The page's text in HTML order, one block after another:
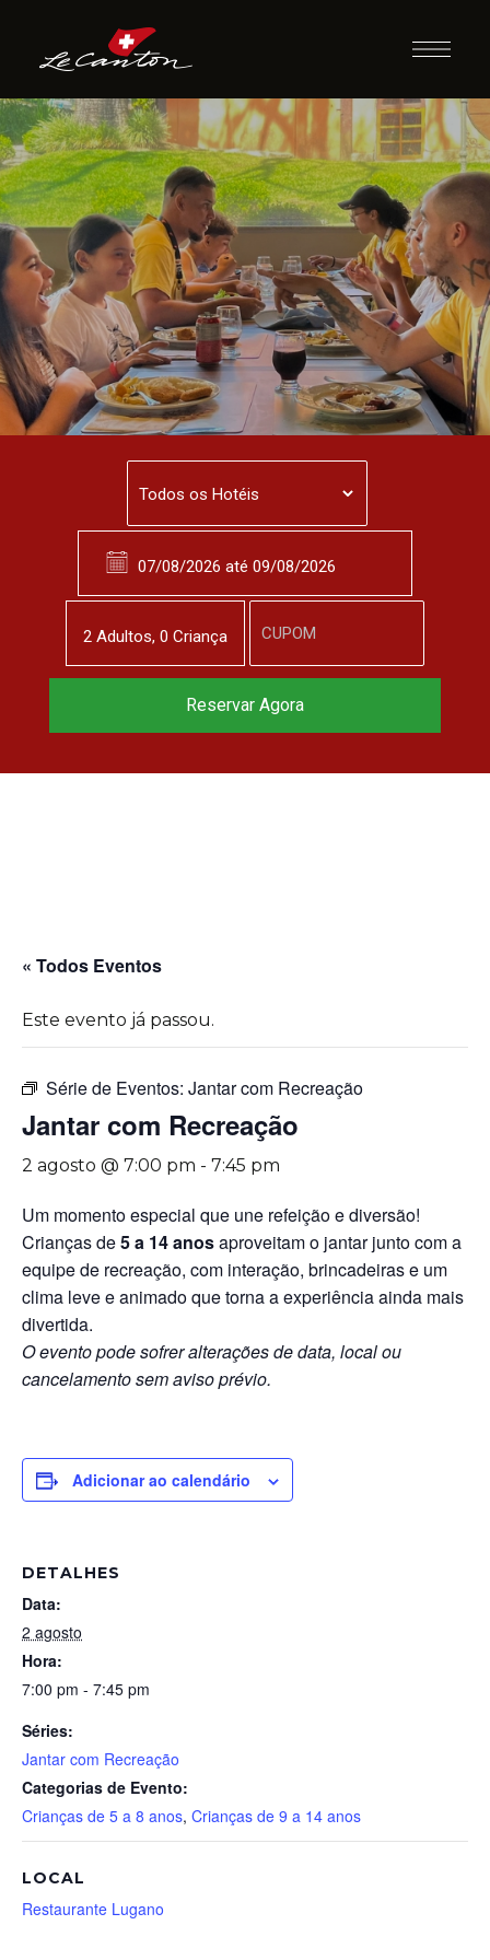
Jantar com
Recreação
« Todos Eventos
Este evento já passou.
Série de Eventos: Jantar com Recreação
Jantar com Recreação
2 agosto @ 7:00 pm - 7:45 pm
Um momento especial que une refeição e diversão!
Crianças de5 a 14 anosaproveitam o jantar junto com a
equipe de recreação, com interação, brincadeiras e um
clima leve e animado que torna a experiência ainda mais
divertida.
O evento pode sofrer alterações de data, local ou
cancelamento sem aviso prévio.
Adicionar ao calendário
DETALHES
Data:
2 agosto
Hora:
7:00 pm - 7:45 pm
Séries:
Jantar com Recreação
Categorias de Evento:
Crianças de 5 a 8 anos, Crianças de 9 a 14 anos
LOCAL
Restaurante Lugano
2 Adultos, 0 Criança
Reservar Agora